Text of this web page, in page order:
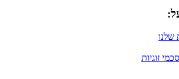
שלנו
זוגיות